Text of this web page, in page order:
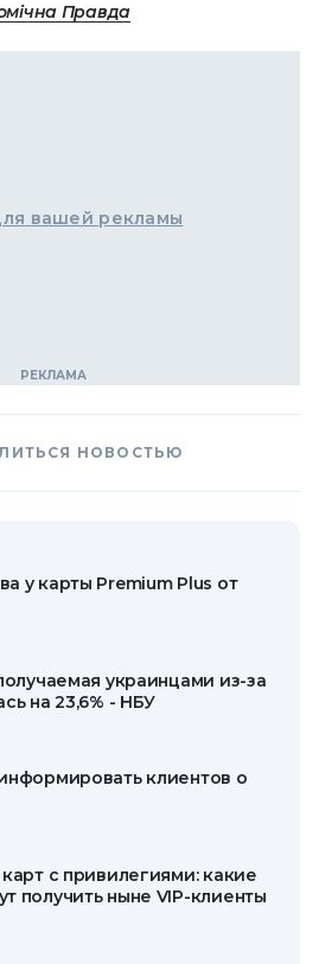
Правда
вашей рекламы
НОВОСТЬЮ
у карты Premium Plus от
украинцами из-за
на 23,6% - НБУ
клиентов о
с привилегиями: какие
получить ныне VIP-клиенты